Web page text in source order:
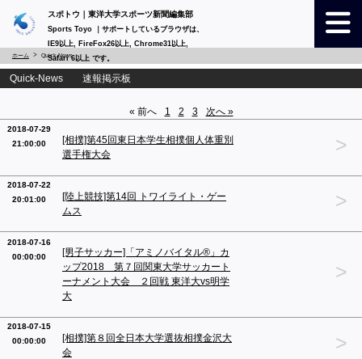
スポトウ｜東洋大学スポーツ新聞編集部
Sports Toyo ｜サポートしているブラウザは、
IE9以上, FireFox26以上, Chrome31以上,
Safari 6以上 です。
ホーム Quick-News
Quick-News 速報掲示板
« 前へ 1 2 3 次へ »
2018-07-29
21:00:00
[相撲]第45回東日本学生相撲個人体重別
選手権大会
>
2018-07-22
20:01:00
[陸上競技]第14回 トワイライト・ゲー
ムス
>
2018-07-16
00:00:00
[男子サッカー]「アミノバイタル®️」カ
ップ2018 第７回関東大学サッカート
ーナメント大会 ２回戦 東洋大vs明学
大
>
2018-07-15
00:00:00
[相撲]第８回全日本大学選抜相撲金沢大
会
>